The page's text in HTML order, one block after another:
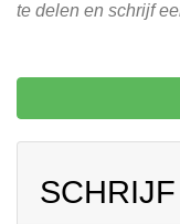
te delen en schrijf